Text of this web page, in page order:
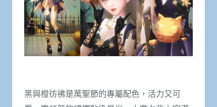
黑與橙彷彿是萬聖節的專屬配色，活力又可